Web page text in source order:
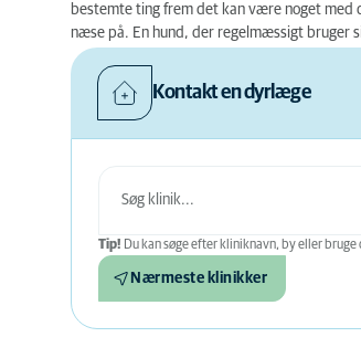
bestemte ting frem det kan være noget med
næse på. En hund, der regelmæssigt bruger
Kontakt en dyrlæge
Tip! Du kan søge efter kliniknavn, by eller
Nærmeste klinikker